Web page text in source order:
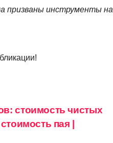
призваны инструменты
стоимость чистых
пая |